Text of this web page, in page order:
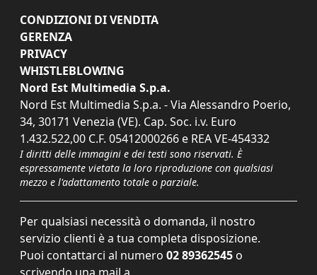
CONDIZIONI DI VENDITA
GERENZA
PRIVACY
WHISTLEBLOWING
Nord Est Multimedia S.p.a.
Nord Est Multimedia S.p.a. - Via Alessandro Poerio,
34, 30171 Venezia (VE). Cap. Soc. i.v. Euro
1.432.522,00 C.F. 05412000266 e REA VE-454332
I diritti delle immagini e dei testi sono riservati. È
espressamente vietata la loro riproduzione con qualsiasi
mezzo e l'adattamento totale o parziale.
Per qualsiasi necessità o domanda, il nostro
servizio clienti è a tua completa disposizione.
Puoi contattarci al numero 02 89362545 o